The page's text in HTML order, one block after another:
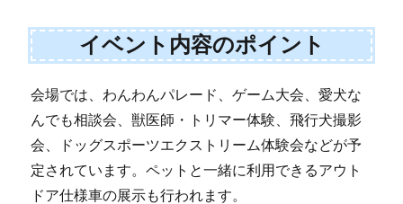
イベント内容のポイント
会場では、わんわんパレード、ゲーム大会、愛犬な
んでも相談会、獣医師・トリマー体験、飛行犬撮影
会、ドッグスポーツエクストリーム体験会などが予
定されています。ペットと一緒に利用できるアウト
ドア仕様車の展示も行われます。